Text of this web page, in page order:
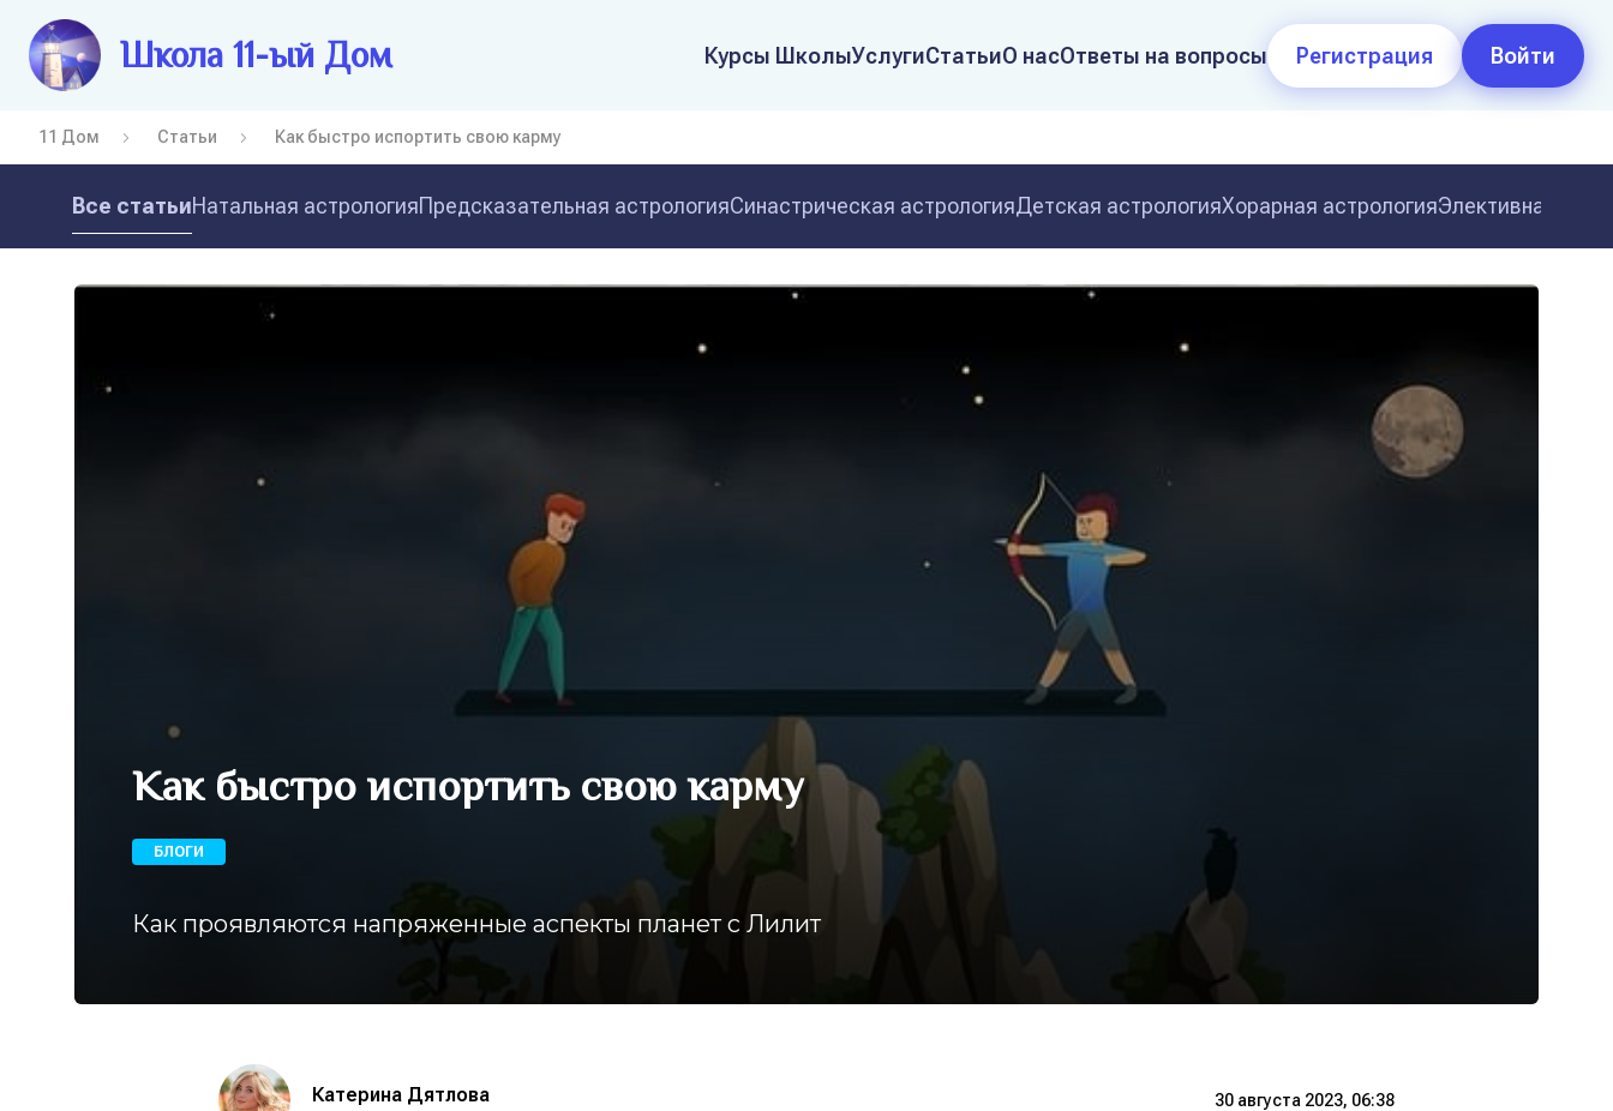
Школа 11-ый Дом Курсы ШколыУслугиСтатьиО насОтветы на вопросы Регистрация Войти
11 Дом Статьи Как быстро испортить свою карму
Все статьиНатальная астрологияПредсказательная астрологияСинастрическая астрологияДетская астрологияХорарная астрологияЭлективная
Как быстро испортить свою карму
БЛОГИ
Как проявляются напряженные аспекты планет с Лилит
Катерина Дятлова 30 августа 2023, 06:38